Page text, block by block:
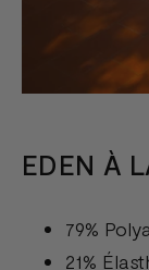
EDEN À
79%
21%